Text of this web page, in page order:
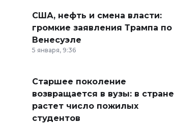
США, нефть и смена власти:
громкие заявления Трампа по
Венесуэле
5 января, 9:36
Старшее поколение
возвращается в вузы: в стране
растет число пожилых
студентов